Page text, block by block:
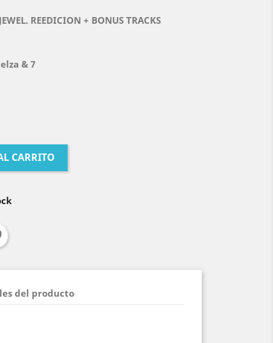
REEDICION + BONUS TRACKS
& 7
CARRITO
del producto